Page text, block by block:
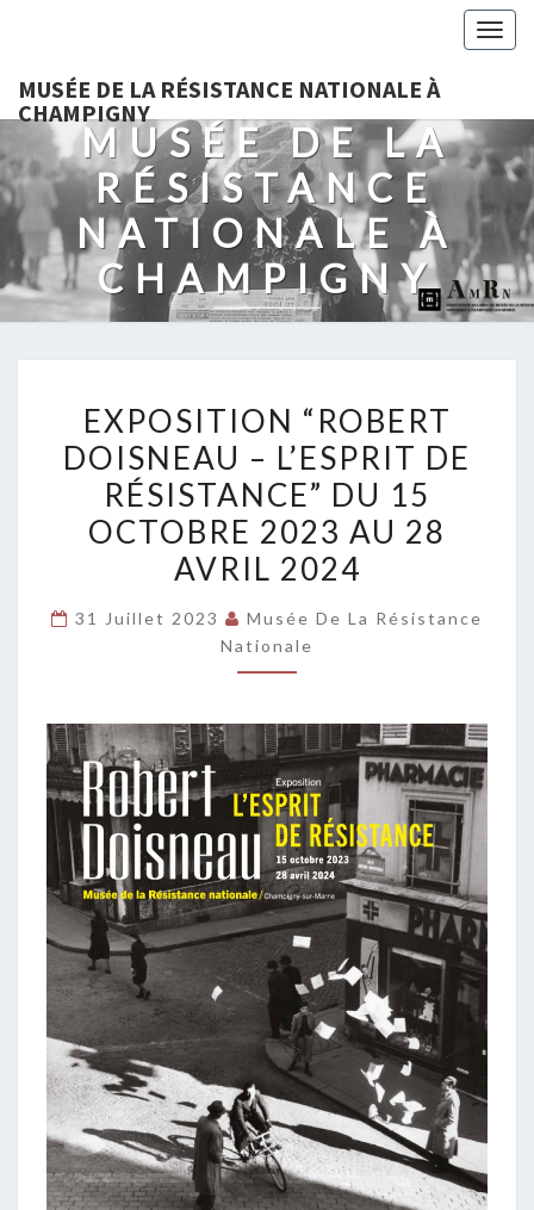
MUSÉE DE LA RÉSISTANCE NATIONALE À
CHAMPIGNY
MUSÉE DE LA
RÉSISTANCE
NATIONALE À
CHAMPIGNY
“ROBERT
DOISNEAU
–
L’ESPRIT
DE
RÉSISTANCE”
DU
15
AU
28
AVRIL
2024
EXPOSITION “ROBERT
DOISNEAU – L’ESPRIT DE
RÉSISTANCE” DU 15
OCTOBRE 2023 AU 28
AVRIL 2024
31 Juillet 2023
Musée De La Résistance
Nationale